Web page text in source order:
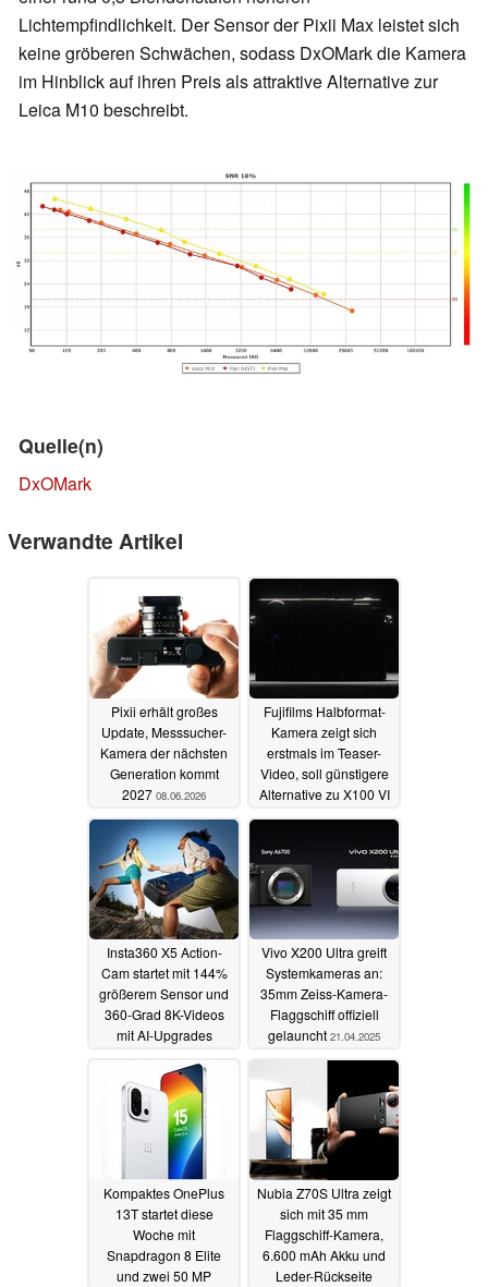
Lichtempfindlichkeit. Der Sensor der Pixii Max leistet sich
keine gröberen Schwächen, sodass DxOMark die Kamera
im Hinblick auf ihren Preis als attraktive Alternative zur
Leica M10 beschreibt.
Quelle(n)
DxOMark
Verwandte Artikel
Pixii erhält großes
Update, Messsucher-
Kamera der nächsten
Generation kommt
2027 08.06.2026
Fujifilms Halbformat-
Kamera zeigt sich
erstmals im Teaser-
Video, soll günstigere
Alternative zu X100 VI
22.04.2025
Insta360 X5 Action-
Cam startet mit 144%
größerem Sensor und
360-Grad 8K-Videos
mit AI-Upgrades
Vivo X200 Ultra greift
Systemkameras an:
35mm Zeiss-Kamera-
Flaggschiff offiziell
gelauncht 21.04.2025
Kompaktes OnePlus
13T startet diese
Woche mit
Snapdragon 8 Elite
und zwei 50 MP
Nubia Z70S Ultra zeigt
sich mit 35 mm
Flaggschiff-Kamera,
6.600 mAh Akku und
Leder-Rückseite